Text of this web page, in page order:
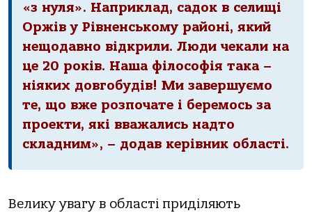
«з нуля». Наприклад, садок в селищі
Оржів у Рівненському районі, який
нещодавно відкрили. Люди чекали на
це 20 років. Наша філософія така –
ніяких довгобудів! Ми завершуємо
те, що вже розпочате і беремось за
проекти, які вважались надто
складним», – додав керівник області.
Велику увагу в області приділяють